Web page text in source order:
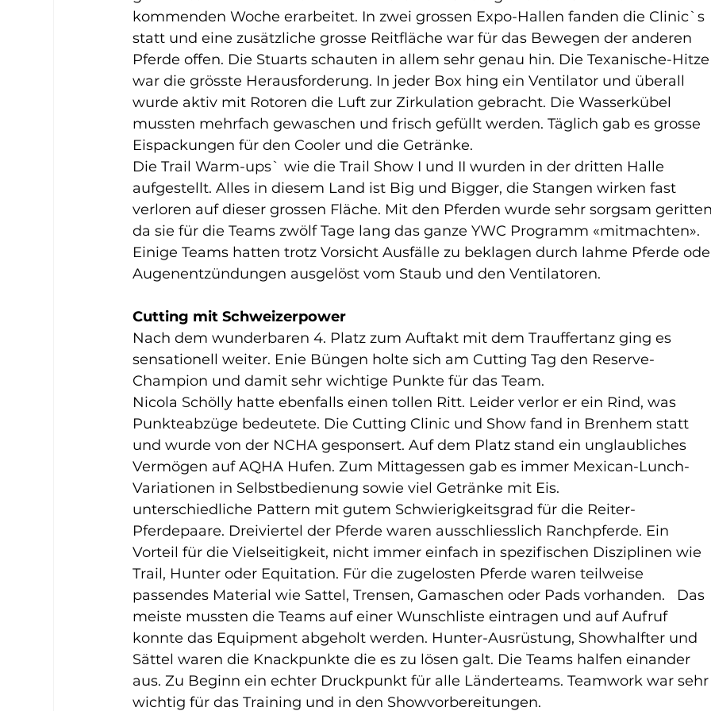
kommenden Woche erarbeitet. In zwei grossen Expo-Hallen fanden die Clinic`s
statt und eine zusätzliche grosse Reitfläche war für das Bewegen der anderen
Pferde offen. Die Stuarts schauten in allem sehr genau hin. Die Texanische-Hitze
war die grösste Herausforderung. In jeder Box hing ein Ventilator und überall
wurde aktiv mit Rotoren die Luft zur Zirkulation gebracht. Die Wasserkübel
mussten mehrfach gewaschen und frisch gefüllt werden. Täglich gab es grosse
Eispackungen für den Cooler und die Getränke.
Die Trail Warm-ups` wie die Trail Show I und II wurden in der dritten Halle
aufgestellt. Alles in diesem Land ist Big und Bigger, die Stangen wirken fast
verloren auf dieser grossen Fläche. Mit den Pferden wurde sehr sorgsam
da sie für die Teams zwölf Tage lang das ganze YWC Programm «mitmachten».
Einige Teams hatten trotz Vorsicht Ausfälle zu beklagen durch lahme Pferde
Augenentzündungen ausgelöst vom Staub und den Ventilatoren.
Cutting mit Schweizerpower
Nach dem wunderbaren 4. Platz zum Auftakt mit dem Trauffertanz ging es
sensationell weiter. Enie Büngen holte sich am Cutting Tag den Reserve-
Champion und damit sehr wichtige Punkte für das Team.
Nicola Schölly hatte ebenfalls einen tollen Ritt. Leider verlor er ein Rind, was
Punkteabzüge bedeutete. Die Cutting Clinic und Show fand in Brenhem statt
und wurde von der NCHA gesponsert. Auf dem Platz stand ein unglaubliches
Vermögen auf AQHA Hufen. Zum Mittagessen gab es immer Mexican-Lunch-
Variationen in Selbstbedienung sowie viel Getränke mit Eis.
unterschiedliche Pattern mit gutem Schwierigkeitsgrad für die Reiter-
Pferdepaare. Dreiviertel der Pferde waren ausschliesslich Ranchpferde. Ein
Vorteil für die Vielseitigkeit, nicht immer einfach in spezifischen Disziplinen wie
Trail, Hunter oder Equitation. Für die zugelosten Pferde waren teilweise
passendes Material wie Sattel, Trensen, Gamaschen oder Pads vorhanden.   Das
meiste mussten die Teams auf einer Wunschliste eintragen und auf Aufruf
konnte das Equipment abgeholt werden. Hunter-Ausrüstung, Showhalfter und
Sättel waren die Knackpunkte die es zu lösen galt. Die Teams halfen einander
aus. Zu Beginn ein echter Druckpunkt für alle Länderteams. Teamwork war sehr
wichtig für das Training und in den Showvorbereitungen.